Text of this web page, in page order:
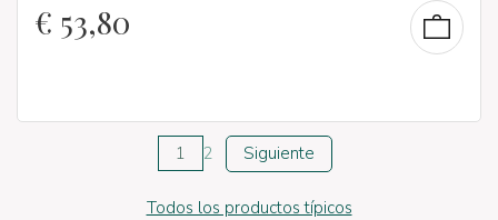
€ 53,80
1 2 Siguiente
Todos los productos típicos